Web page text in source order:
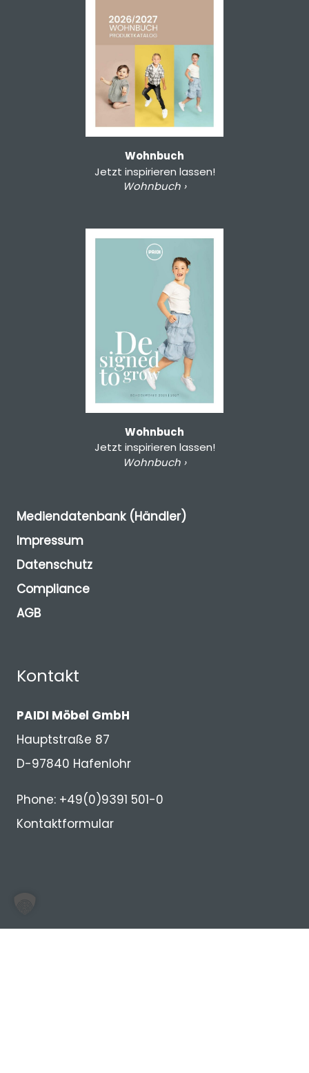
Wohnbuch
Jetzt inspirieren lassen!
Wohnbuch ›
Wohnbuch
Jetzt inspirieren lassen!
Wohnbuch ›
Mediendatenbank (Händler)
Impressum
Datenschutz
Compliance
AGB
Kontakt
PAIDI Möbel GmbH
Hauptstraße 87
D-97840 Hafenlohr
Phone: +49(0)9391 501-0
Kontaktformular